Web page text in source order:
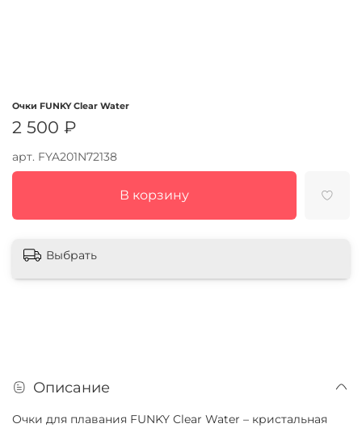
арт. FYA201N72138
Очки FUNKY Clear Water
2 500 ₽
В корзину
Выбрать
Описание
Очки для плавания FUNKY Clear Water – кристальная